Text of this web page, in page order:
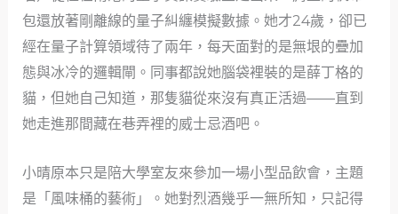
包還放著剛離線的量子糾纏模擬數據。她才24歲，卻已
經在量子計算領域待了兩年，每天面對的是無垠的疊加
態與冰冷的邏輯閘。同事都說她腦袋裡裝的是薛丁格的
貓，但她自己知道，那隻貓從來沒有真正活過——直到
她走進那間藏在巷弄裡的威士忌酒吧。
小晴原本只是陪大學室友來參加一場小型品飲會，主題
是「風味桶的藝術」。她對烈酒幾乎一無所知，只記得